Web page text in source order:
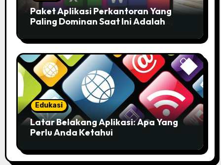
Paket Aplikasi Perkantoran Yang
Paling Dominan Saat Ini Adalah
Anda!
Edukasi
Latar Belakang Aplikasi: Apa Yang
Perlu Anda Ketahui